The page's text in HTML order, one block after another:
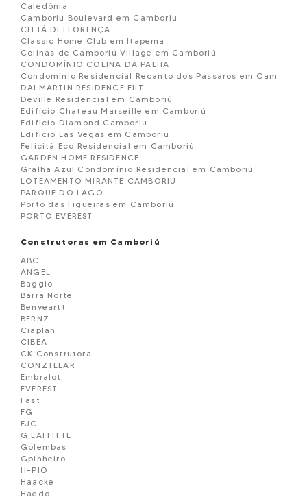
Caledônia
Camboriu Boulevard em Camboriu
CITTÁ DI FLORENÇA
Classic Home Club em Itapema
Colinas de Camboriú Village em Camboriú
CONDOMÍNIO COLINA DA PALHA
Condomínio Residencial Recanto dos Pássaros em Cam
DALMARTIN RESIDENCE FIIT
Deville Residencial em Camboriú
Edifício Chateau Marseille em Camboriú
Edificio Diamond Camboriu
Edificio Las Vegas em Camboriu
Felicitá Eco Residencial em Camboriú
GARDEN HOME RESIDENCE
Gralha Azul Condomínio Residencial em Camboriú
LOTEAMENTO MIRANTE CAMBORIU
PARQUE DO LAGO
Porto das Figueiras em Camboriú
PORTO EVEREST
Porto Vicenzo em Camboriú
RESIDENCIAL UNION
Sobrado Triplex em Camboriu
Terreno à venda em Camboriú
Unique Residence em Camboriú
Valle Encantado em Camboriú
VENICE
Vila Do Bosque em Camboriú
Vila dos Cedros Residencial em Camboriu
VIVENDAS MONT SAINT MICHEL
Construtoras em Camboriú
ABC
ANGEL
Baggio
Barra Norte
Benveartt
BERNZ
Ciaplan
CIBEA
CK Construtora
CONZTELAR
Embralot
EVEREST
Fast
FG
FJC
G LAFFITTE
Golembas
Gpinheiro
H-PIO
Haacke
Haedd